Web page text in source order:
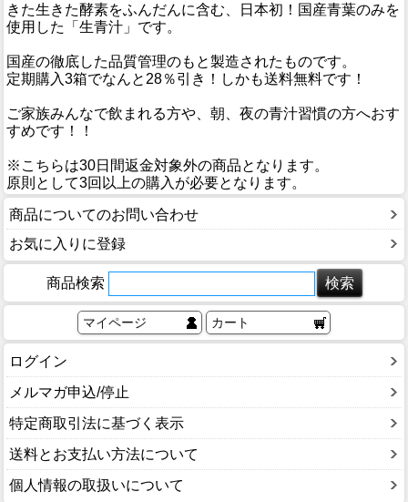
きた生きた酵素をふんだんに含む、日本初！国産青葉のみを
使用した「生青汁」です。
国産の徹底した品質管理のもと製造されたものです。
定期購入3箱でなんと28％引き！しかも送料無料です！
ご家族みんなで飲まれる方や、朝、夜の青汁習慣の方へおす
すめです！！
※こちらは30日間返金対象外の商品となります。
原則として3回以上の購入が必要となります。
商品についてのお問い合わせ
お気に入りに登録
商品検索
マイページ カート
ログイン
メルマガ申込/停止
特定商取引法に基づく表示
送料とお支払い方法について
個人情報の取扱いについて